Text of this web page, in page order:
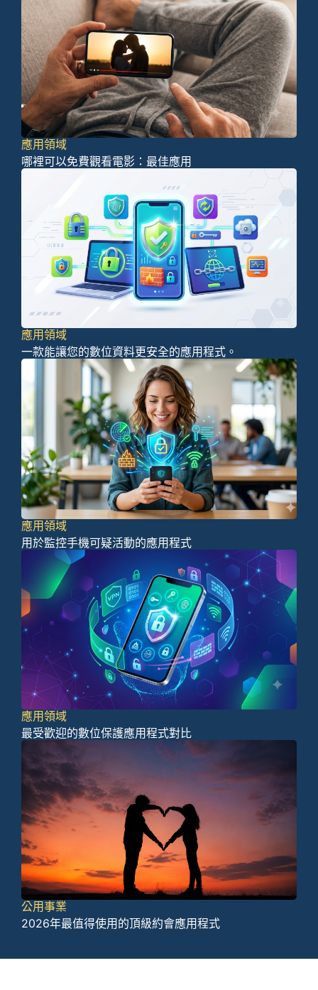
應用領域
哪裡可以免費觀看電影：最佳應用
應用領域
一款能讓您的數位資料更安全的應用程式。
應用領域
用於監控手機可疑活動的應用程式
應用領域
最受歡迎的數位保護應用程式對比
公用事業
2026年最值得使用的頂級約會應用程式